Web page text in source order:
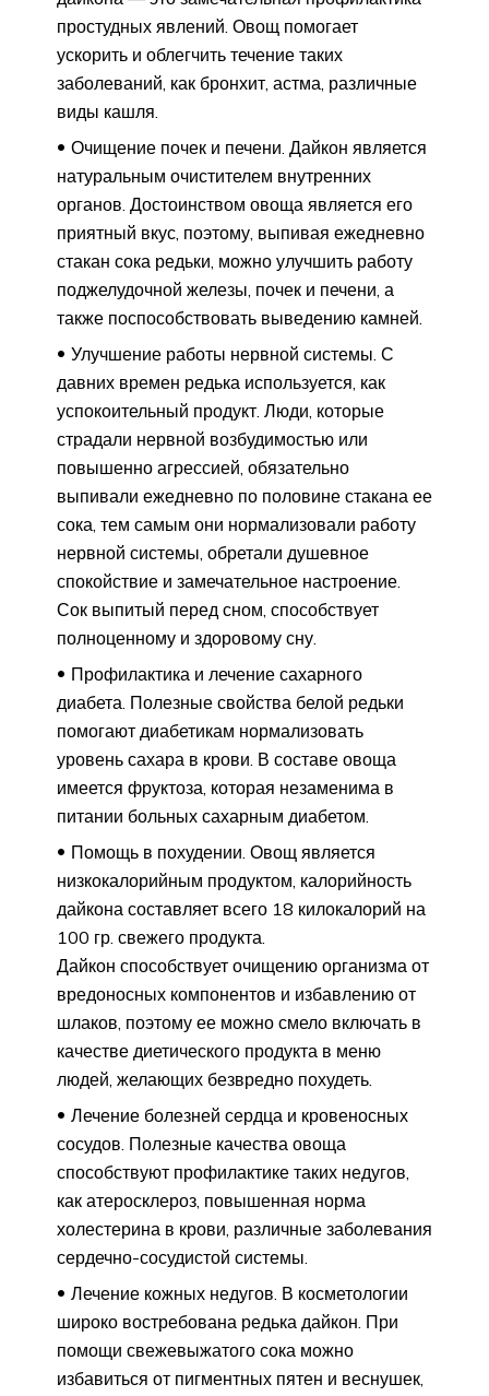
простудных явлений. Овощ помогает
ускорить и облегчить течение таких
заболеваний, как бронхит, астма, различные
виды кашля.
Очищение почек и печени. Дайкон является
натуральным очистителем внутренних
органов. Достоинством овоща является его
приятный вкус, поэтому, выпивая ежедневно
стакан сока редьки, можно улучшить работу
поджелудочной железы, почек и печени, а
также поспособствовать выведению камней.
Улучшение работы нервной системы. С
давних времен редька используется, как
успокоительный продукт. Люди, которые
страдали нервной возбудимостью или
повышенно агрессией, обязательно
выпивали ежедневно по половине стакана ее
сока, тем самым они нормализовали работу
нервной системы, обретали душевное
спокойствие и замечательное настроение.
Сок выпитый перед сном, способствует
полноценному и здоровому сну.
Профилактика и лечение сахарного
диабета. Полезные свойства белой редьки
помогают диабетикам нормализовать
уровень сахара в крови. В составе овоща
имеется фруктоза, которая незаменима в
питании больных сахарным диабетом.
Помощь в похудении. Овощ является
низкокалорийным продуктом, калорийность
дайкона составляет всего 18 килокалорий на
100 гр. свежего продукта.
Дайкон способствует очищению организма от
вредоносных компонентов и избавлению от
шлаков, поэтому ее можно смело включать в
качестве диетического продукта в меню
людей, желающих безвредно похудеть.
Лечение болезней сердца и кровеносных
сосудов. Полезные качества овоща
способствуют профилактике таких недугов,
как атеросклероз, повышенная норма
холестерина в крови, различные заболевания
сердечно-сосудистой системы.
Лечение кожных недугов. В косметологии
широко востребована редька дайкон. При
помощи свежевыжатого сока можно
избавиться от пигментных пятен и веснушек,